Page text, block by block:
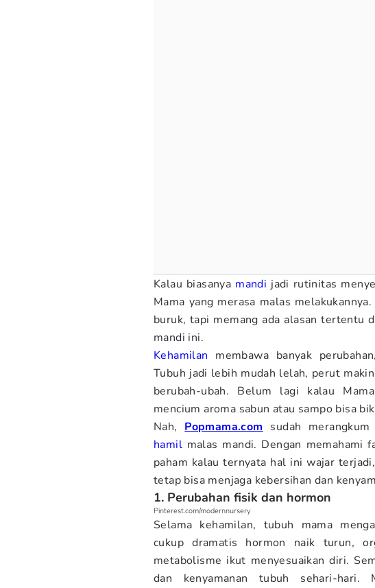
Kalau biasanya mandi jadi rutinitas
Mama yang merasa malas
buruk, tapi memang ada alasan tertentu
mandi ini.
Kehamilan membawa banyak
Tubuh jadi lebih mudah lelah, perut
berubah-ubah. Belum lagi kalau
mencium aroma sabun atau sampo bisa
Nah, Popmama.com sudah
hamil malas mandi. Dengan memahami
paham kalau ternyata hal ini wajar
tetap bisa menjaga kebersihan dan
1. Perubahan fisik dan hormon
Pinterest.com/modernnursery
Selama kehamilan, tubuh mama
cukup dramatis hormon naik turun,
metabolisme ikut menyesuaikan diri.
dan kenyamanan tubuh sehari-hari.